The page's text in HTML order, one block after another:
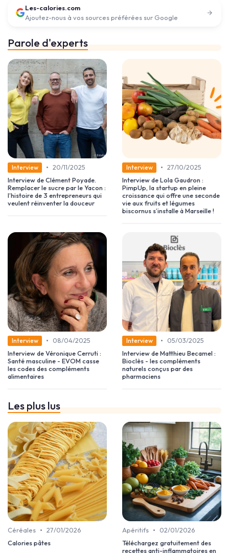
Les-calories.com
Ajoutez-nous à vos sources préférées sur Google
Parole d'experts
Interview • 20/11/2025
Interview de Clément Poyade.
Remplacer le sucre par le Yacon :
l’histoire de 3 entrepreneurs qui
veulent réinventer la douceur
Interview • 27/10/2025
Interview de Lola Gaudron :
PimpUp, la startup en pleine
croissance qui offre une seconde
vie aux fruits et légumes
biscornus s’installe à Marseille !
Interview •
08/04/2025
Interview de Véronique Cerruti :
Santé masculine - EVOM casse
les codes des compléments
alimentaires
Interview •
05/03/2025
Interview de Matthieu Becamel :
Bioclès - les compléments
naturels conçus par des
pharmaciens
Les plus lus
Céréales • 27/01/2026
Calories pâtes
Apéritifs •
02/01/2026
Téléchargez gratuitement des
recettes anti-inflammatoires en